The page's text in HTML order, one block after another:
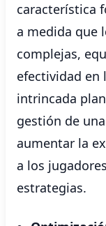
característica
a medida que
complejas,
efectividad en
intrincada
gestión de
aumentar la
a los
estrategias.